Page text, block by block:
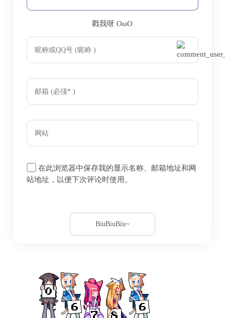
戳我呀 OωO
majsoul
在此浏览器中保存我的显示名称、邮箱地址和网
站地址，以便下次评论时使用。